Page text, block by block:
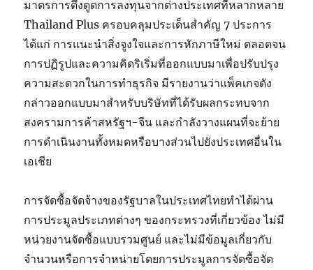
มาตรการดึงดูดการลงทุนจากต่างประเทศที่หลากหลาย
Thailand Plus ครอบคลุมประเด็นสำคัญ 7 ประการ
ได้แก่ การแนะนำสิ่งจูงใจและการหักภาษีใหม่ ตลอดจน
การปฏิรูปและความคิดริเริ่มที่ออกแบบมาเพื่อปรับปรุง
ความสะดวกในการทำธุรกิจ มีรายงานว่าแพ็คเกจดัง
กล่าวออกแบบมาสำหรับบริษัทที่ได้รับผลกระทบจาก
สงครามการค้าสหรัฐฯ-จีน และกำลังวางแผนที่จะย้าย
การดำเนินงานทั้งหมดหรือบางส่วนไปยังประเทศอื่นใน
เอเชีย
การจัดซื้อจัดจ้างของรัฐบาลในประเทศไทยทำได้ผ่าน
การประมูลประเภทต่างๆ ของกระทรวงที่เกี่ยวข้อง ไม่มี
หน่วยงานจัดซื้อแบบรวมศูนย์ และไม่มีข้อมูลเกี่ยวกับ
จำนวนหรือการจำหน่ายโดยการประมูลการจัดซื้อจัด